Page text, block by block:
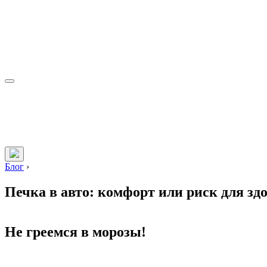
Блог ›
Печка в авто: комфорт или риск для
Не греемся в морозы!